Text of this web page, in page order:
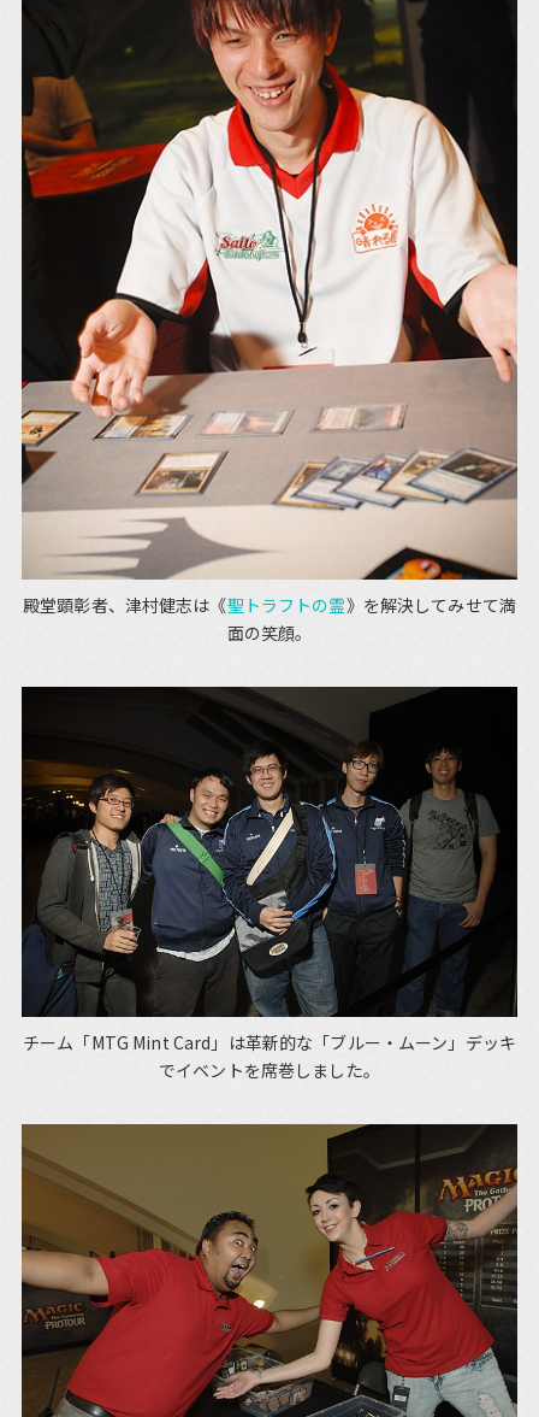
殿堂顕彰者、津村健志は《聖トラフトの霊》を解決してみせて満
面の笑顔。
チーム「MTG Mint Card」は革新的な「ブルー・ムーン」デッキ
でイベントを席巻しました。